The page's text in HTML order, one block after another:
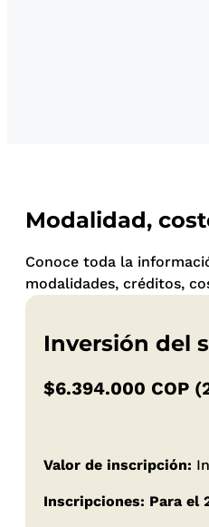
Modalidad,
Conoce toda la
modalidades, créditos,
Inversión del
$6.394.000 COP
Valor de inscripción:
Inscripciones: Para el